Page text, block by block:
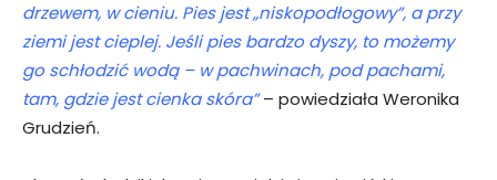
drzewem, w cieniu. Pies jest „niskopodłogowy”, a przy
ziemi jest cieplej. Jeśli pies bardzo dyszy, to możemy
go schłodzić wodą – w pachwinach, pod pachami,
tam, gdzie jest cienka skóra” – powiedziała Weronika
Grudzień.